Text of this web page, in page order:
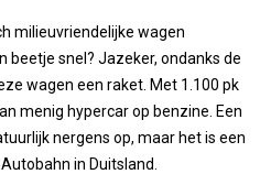
milieuvriendelijke wagen
beetje snel? Jazeker, ondanks de
wagen een raket. Met 1.100 pk
menig hypercar op benzine. Een
nergens op, maar het is een
in Duitsland.